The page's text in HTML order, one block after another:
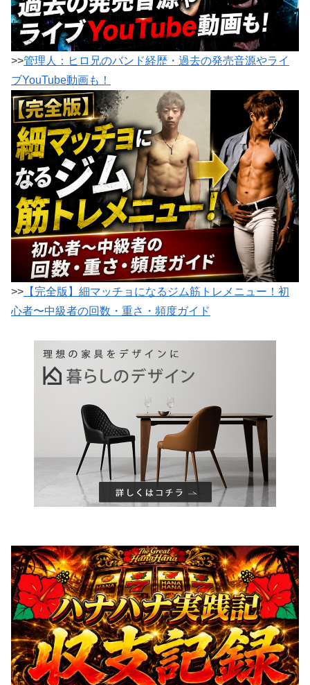
>>管理人：ヒロ兄のバンド経歴・過去の発売音源やライ
ブYouTube動画も！
>> 【完全版】細マッチョになるジム筋トレメニュー！初
心者〜中級者の回数・重さ・頻度ガイド